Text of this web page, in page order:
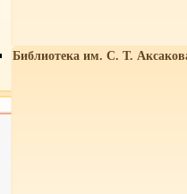
Библиотека им. С. Т.